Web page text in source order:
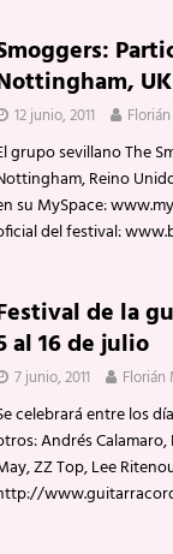
12 junio, 2011
grupo sevillano The
Reino
su MySpace:
del festival:
de la
al 16 de julio
7 junio, 2011 Florián
celebrará entre los
Andrés
ZZ Top, Lee